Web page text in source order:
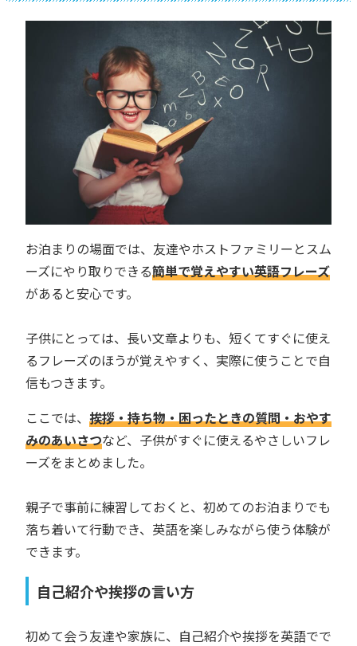
お泊まりの場面では、友達やホストファミリーとスム
ーズにやり取りできる簡単で覚えやすい英語フレーズ
があると安心です。
子供にとっては、長い文章よりも、短くてすぐに使え
るフレーズのほうが覚えやすく、実際に使うことで自
信もつきます。
ここでは、 挨拶・持ち物・困ったときの質問・おやす
みのあいさつなど、子供がすぐに使えるやさしいフレ
ーズをまとめました。
親子で事前に練習しておくと、初めてのお泊まりでも
落ち着いて行動でき、英語を楽しみながら使う体験が
できます。
自己紹介や挨拶の言い方
初めて会う友達や家族に、自己紹介や挨拶を英語でで